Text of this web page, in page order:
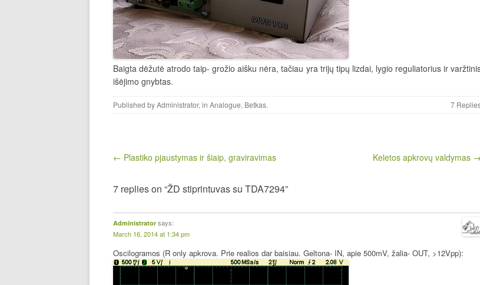
Baigta dėžutė atrodo taip- grožio aišku nėra, tačiau yra trijų tipų lizdai, lygio reguliatorius ir
išėjimo gnybtas.
Published byAdministrator, in Analogue, Betkas. 7
Post navigation
← Plastiko pjaustymas ir šiaip, graviravimas Keletos apkrovų valdymas →
7 replies on “ŽD stiprintuvas su TDA7294”
Administrator says:
March 16, 2014 at 1:34 pm
Oscilogramos (R only apkrova. Prie realios dar baisiau. Geltona- IN, apie 500mV, žalia- OUT, >12Vpp):